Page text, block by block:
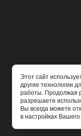
Этот сайт
другие технологии
работы. Продолжая
разрешаете
Вы всегда можете
в настройках